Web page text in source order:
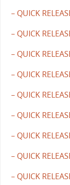
– QUICK
– QUICK
– QUICK
– QUICK
– QUICK
– QUICK
– QUICK
– QUICK
– QUICK